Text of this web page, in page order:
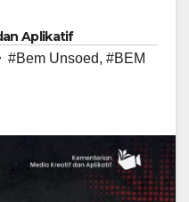
Aplikatif
#Bem Unsoed, #BEM